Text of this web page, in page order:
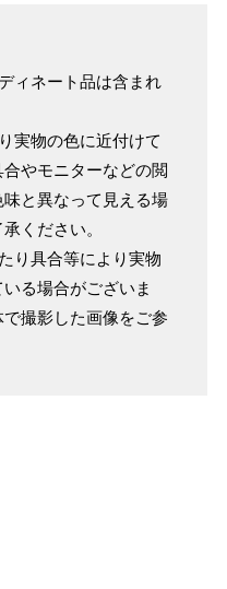
ィネート品は含まれ
実物の色に近付けて
やモニターなどの閲
と異なって見える場
ください。
り具合等により実物
る場合がございま
撮影した画像をご参